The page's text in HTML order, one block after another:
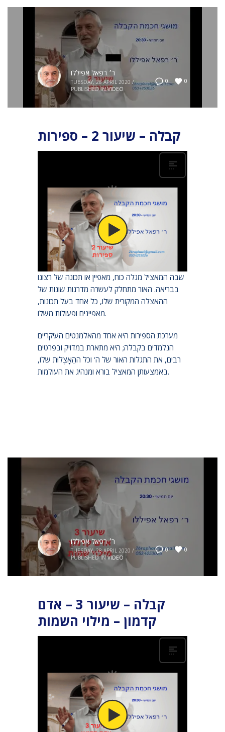
0 0
ר׳ רפאל אפיללו
TUESDAY, 28 APRIL 2020 /
PUBLISHED IN VIDEO
קבלה – שיעור 2 – ספירות
אור ה’ הוא ייחודי ושווה כוח ותכונה. ספירה היא במובן
מסוים “מסנן” אשר שומר והופך חלק מסוים של האור
הזה לכוח או לתכונה מסוימים. ספירה היא הדרך
שבה המאציל מגלה כוח, מאפיין או תכונה של רצונו
בבריאה. האור מתחלק לעשרה מדרגות שונות של
ההאצלה המקורית שלו, כל אחד בעל תכונות,
מאפיינים ופעולות משלו.
מערכת הספירות היא אחד מהאלמנטים העיקריים
הנלמדים בקבלה; היא מתארת במדויק ובפרטים
רבים, את התגלות האור של ה’ וכל ההֵאָצְלוּת שלו,
באמצעותן המאציל בורא ומנהיג את העולמות.
0 0
ר׳ רפאל אפיללו
TUESDAY, 28 APRIL 2020 /
PUBLISHED IN VIDEO
קבלה – שיעור 3 – אדם
קדמון – מילוי השמות
הכוחות היצירתיים או האנרגיות האלה הם הכוחות